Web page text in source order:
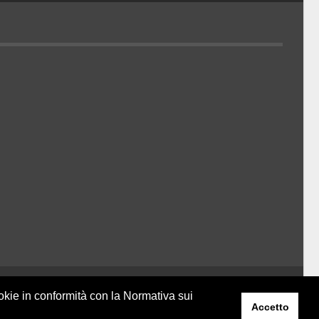
in conformità con la Normativa sui
Accetto